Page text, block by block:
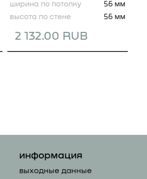
2 132.00 RUB
ширина по потолку
56 мм
высота по стене
56 мм
информация
выходные данные